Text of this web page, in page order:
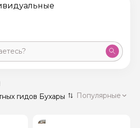
50 экскурсий
гидов Бухары Популярные